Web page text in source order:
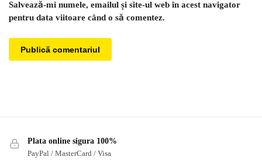
Salvează-mi numele, emailul și site-ul web în acest navigator
pentru data viitoare când o să comentez.
Plata online sigura 100%
PayPal / MasterCard / Visa